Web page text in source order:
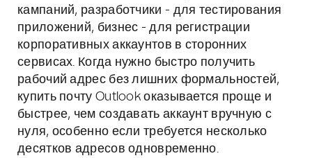
кампаний, разработчики - для тестирования
приложений, бизнес - для регистрации
корпоративных аккаунтов в сторонних
сервисах. Когда нужно быстро получить
рабочий адрес без лишних формальностей,
купить почту Outlook оказывается проще и
быстрее, чем создавать аккаунт вручную с
нуля, особенно если требуется несколько
десятков адресов одновременно.